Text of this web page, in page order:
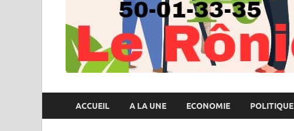
ACCUEIL A LA UNE ECONOMIE POLITIQUE